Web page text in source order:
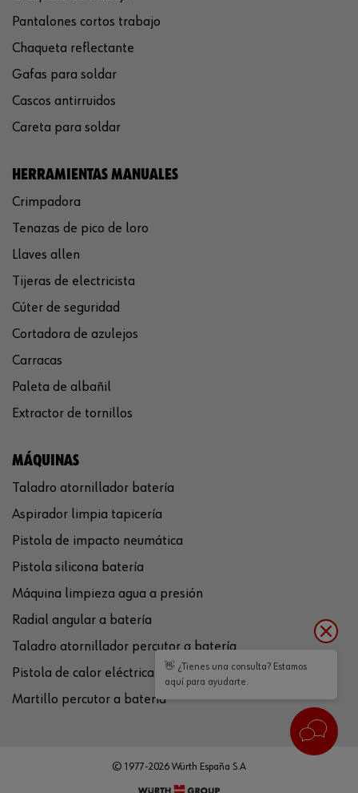
Pantalones cortos trabajo
Chaqueta reflectante
Gafas para soldar
Cascos antirruidos
Careta para soldar
HERRAMIENTAS MANUALES
Crimpadora
Tenazas de pico de loro
Llaves allen
Tijeras de electricista
Cúter de seguridad
Cortadora de azulejos
Carracas
Paleta de albañil
Extractor de tornillos
MÁQUINAS
Taladro atornillador batería
Aspirador limpia tapicería
Pistola de impacto neumática
Pistola silicona batería
Máquina limpieza agua a presión
Radial angular a batería
Taladro atornillador percutor a batería
Pistola de calor eléctrica
Martillo percutor a batería
© 1977-2026 Würth España S.A
👋 ¿Tienes una consulta? Estamos
aquí para ayudarte.